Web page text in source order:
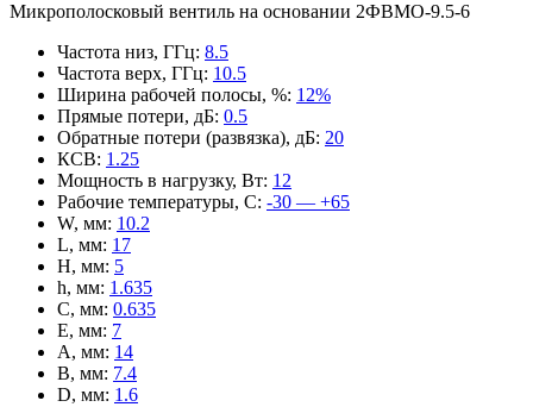
Микрополосковый вентиль на основании 2ФВМO-9.5-6
Частота низ, ГГц: 8.5
Частота верх, ГГц: 10.5
Ширина рабочей полосы, %: 12%
Прямые потери, дБ: 0.5
Обратные потери (развязка), дБ: 20
КСВ: 1.25
Мощность в нагрузку, Вт: 12
Рабочие температуры, С: -30 — +65
W, мм: 10.2
L, мм: 17
H, мм: 5
h, мм: 1.635
C, мм: 0.635
E, мм: 7
A, мм: 14
B, мм: 7.4
D, мм: 1.6